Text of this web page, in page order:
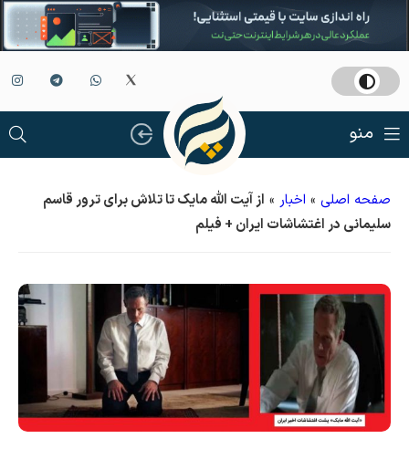
منو
صفحه اصلی » اخبار » از آیت الله مایک تا تلاش برای ترور قاسم
سلیمانی در اغتشاشات ایران + فیلم